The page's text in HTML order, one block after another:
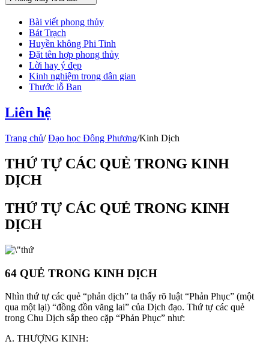
Bài viết phong thủy
Bát Trạch
Huyền không Phi Tinh
Đặt tên hợp phong thủy
Lời hay ý đẹp
Kinh nghiệm trong dân gian
Thước lỗ Ban
Liên hệ
Trang chủ/ Đạo học Đông Phương/Kinh Dịch
THỨ TỰ CÁC QUẺ TRONG KINH
DỊCH
THỨ TỰ CÁC QUẺ TRONG KINH
DỊCH
64 QUẺ TRONG KINH DỊCH
Nhìn thứ tự các quẻ “phản dịch” ta thấy rõ luật “Phản Phục” (một
qua một lại) “đồng đồn văng lai” của Dịch đạo. Thứ tự các quẻ
trong Chu Dịch sắp theo cặp “Phản Phục” như:
A. THƯỢNG KINH: